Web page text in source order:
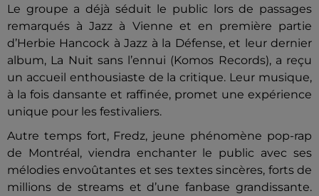
Le groupe a déjà séduit le public lors de passages
remarqués à Jazz à Vienne et en première partie
d’Herbie Hancock à Jazz à la Défense, et leur dernier
album, La Nuit sans l’ennui (Komos Records), a reçu
un accueil enthousiaste de la critique. Leur musique,
à la fois dansante et raffinée, promet une expérience
unique pour les festivaliers.
Autre temps fort, Fredz, jeune phénomène pop-rap
de Montréal, viendra enchanter le public avec ses
mélodies envoûtantes et ses textes sincères, forts de
millions de streams et d’une fanbase grandissante.